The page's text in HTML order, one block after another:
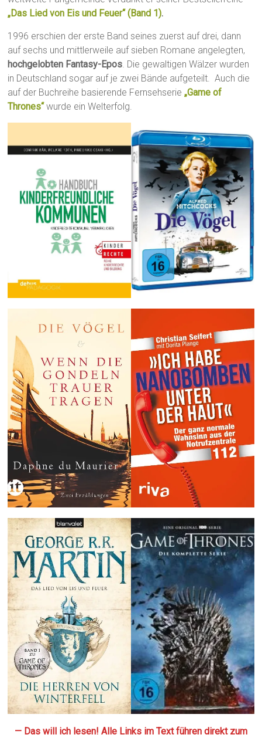
„Das Lied von Eis und Feuer“ (Band 1).
1996 erschien der erste Band seines zuerst auf drei, dann
auf sechs und mittlerweile auf sieben Romane angelegten,
hochgelobten Fantasy-Epos. Die gewaltigen Wälzer wurden
in Deutschland sogar auf je zwei Bände aufgeteilt. Auch die
auf der Buchreihe basierende Fernsehserie„Game of
Thrones“wurde ein Welterfolg.
— Das will ich lesen! Alle Links im Text führen direkt zum